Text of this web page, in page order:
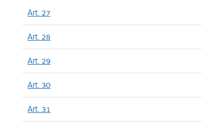
Art. 27
Art. 28
Art. 29
Art. 30
Art. 31